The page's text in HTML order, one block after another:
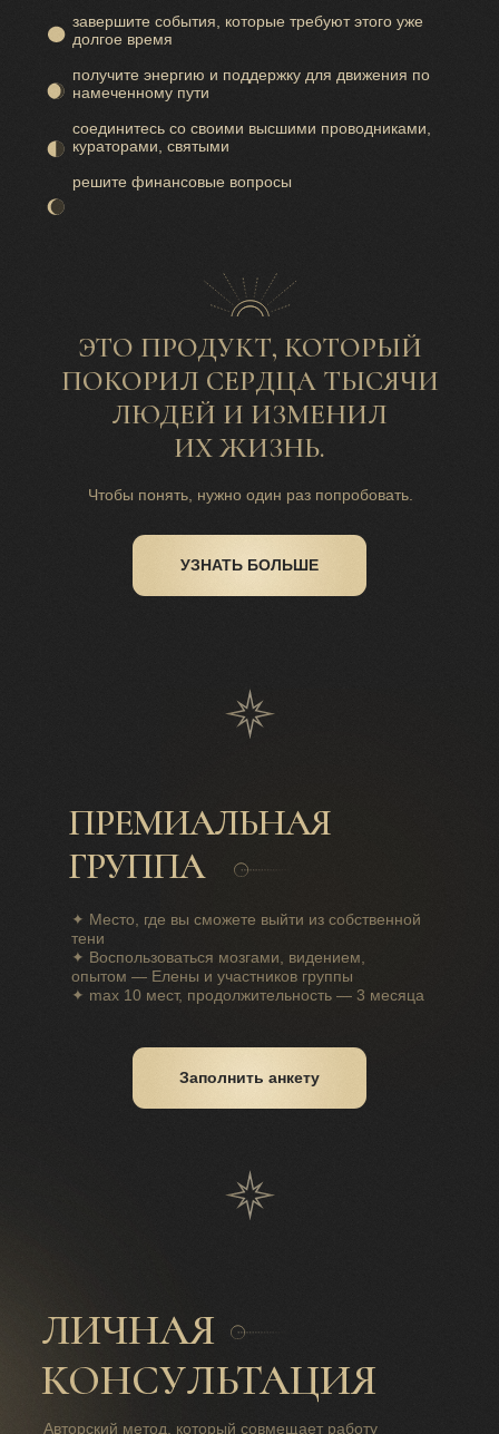
Чтобы понять, нужно один раз попробовать.
УЗНАТЬ БОЛЬШЕ
завершите события, которые требуют этого уже
долгое время
получите энергию и поддержку для движения по
намеченному пути
соединитесь со своими высшими проводниками,
кураторами, святыми
решите финансовые вопросы
ЭТО ПРОДУКТ, КОТОРЫЙ
ПОКОРИЛ СЕРДЦА ТЫСЯЧИ
ЛЮДЕЙ И ИЗМЕНИЛ
ИХ ЖИЗНЬ.
ПРЕМИАЛЬНАЯ
ГРУППА
✦ Место, где вы сможете выйти из собственной
тени
✦ Воспользоваться мозгами, видением,
опытом — Елены и участников группы
✦ max 10 мест, продолжительность — 3 месяца
Заполнить анкету
ЛИЧНАЯ
КОНСУЛЬТАЦИЯ
Авторский метод, который совмещает работу